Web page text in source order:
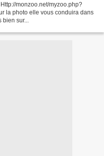
monzoo.net/myzoo.php?
la photo elle vous conduira dans
sur...